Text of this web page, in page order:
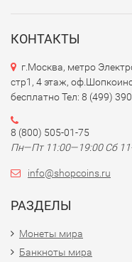
КОНТАКТЫ
г.Москва, метро
стр1, 4 этаж,
бесплатно Тел: 8 (499)
8 (800) 505-01-75
Пн—Пт 11:00—19:00 Сб
info@shopcoins.ru
РАЗДЕЛЫ
Монеты мира
Банкноты мира